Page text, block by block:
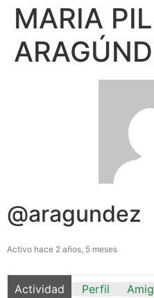
MARIA
@aragundez
Activo hace 2 años, 5 meses
Actividad Perfil